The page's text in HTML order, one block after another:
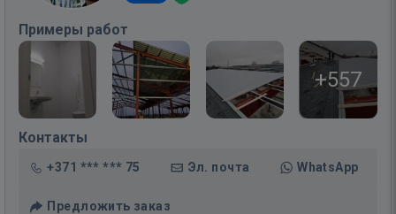
Примеры работ
+557
Контакты
+371 *** *** 75 Эл. почта WhatsApp
Предложить заказ